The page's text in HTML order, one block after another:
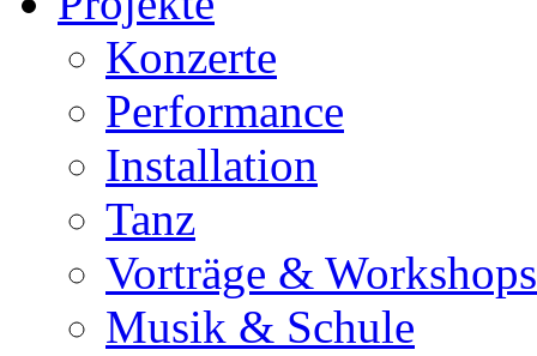
Konzerte
Performance
Installation
Tanz
Vorträge & Workshops
Musik & Schule